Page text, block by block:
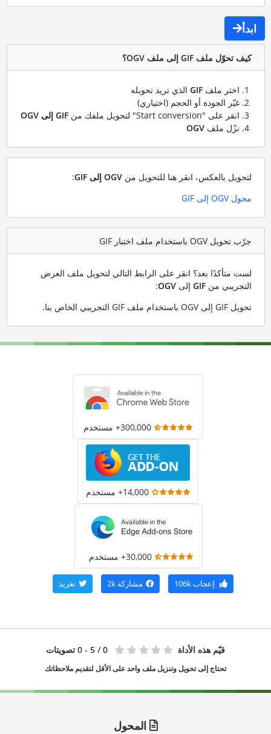
ابدأ
كيف تحوّل ملف GIF إلى ملف OGV؟
اختر ملف GIFالذي تريد تحويله
غيّر الجودة أو الحجم (اختياري)
انقر على "Start conversion" لتحويل ملفك من
GIF إلى OGV
نزّل ملف OGV
لتحويل بالعكس، انقر هنا للتحويل من OGV إلى GIF
:
محول OGV إلى GIF
جرّب تحويل OGV باستخدام ملف اختبار GIF
لست متأكدًا بعد؟ انقر على الرابط التالي لتحويل ملف العرض
التجريبي من GIFإلى OGV
:
تحويل GIF إلى OGV باستخدام ملف GIF التجريبي الخاص بنا
.
300,000+ مستخدم
14,000+ مستخدم
30,000+ مستخدم
إعجاب106k مشاركة 2k تغريد
قيّم هذه الأداة 0 / 5 - 0 تصويتات
تحتاج إلى تحويل وتنزيل ملف واحد على الأقل لتقديم ملاحظاتك
المحول